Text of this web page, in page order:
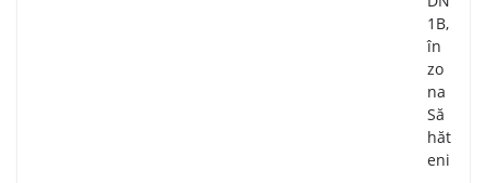
1B,
în
zo
na
Să
hăt
eni